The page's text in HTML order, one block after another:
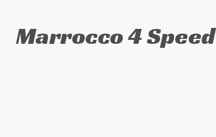
Marrocco 4 Speed